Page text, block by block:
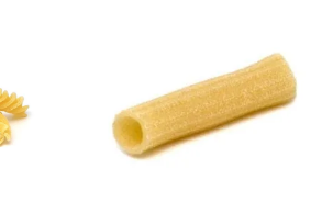
possono
essere
scelte
nella
pagina